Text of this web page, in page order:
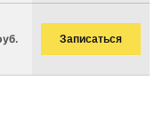
Записаться